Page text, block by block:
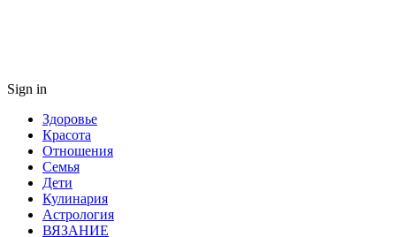
Sign in
Здоровье
Красота
Отношения
Семья
Дети
Кулинария
Астрология
ВЯЗАНИЕ